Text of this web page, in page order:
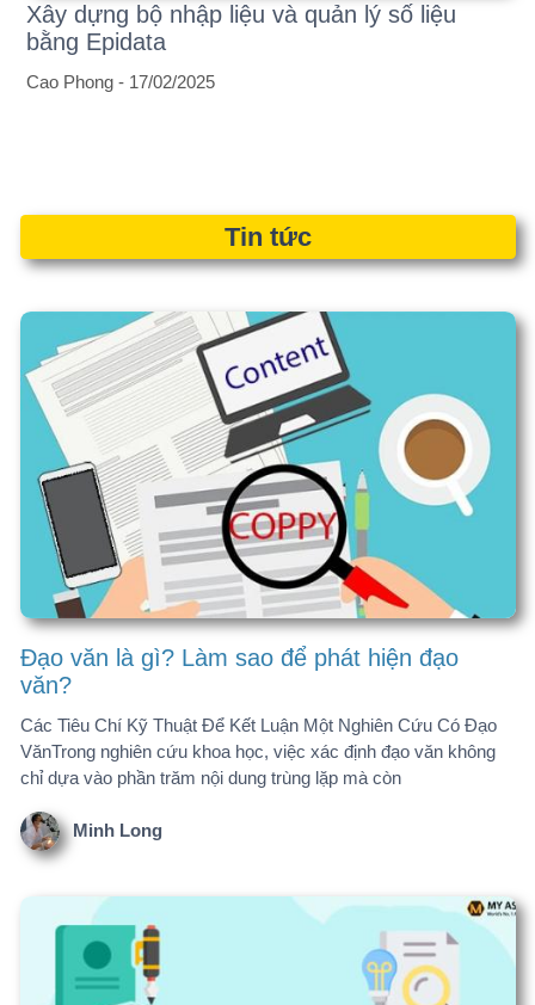
Tin tức
Đạo văn là gì? Làm sao để phát hiện đạo
văn?
Các Tiêu Chí Kỹ Thuật Để Kết Luận Một Nghiên Cứu Có Đạo
VănTrong nghiên cứu khoa học, việc xác định đạo văn không
chỉ dựa vào phần trăm nội dung trùng lặp mà còn
Minh Long
Sự khác biệt giữa Luận văn và Bài báo nghiên
cứu: Đánh giá học thuật
Nhiều người nhầm tưởng rằng luận văn và bài nghiên cứu là